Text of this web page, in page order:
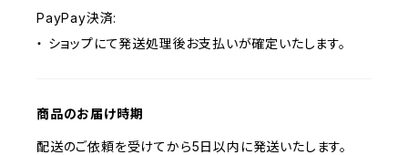
PayPay決済:
・ ショップにて発送処理後お支払いが確定いたします。
商品のお届け時期
配送のご依頼を受けてから5日以内に発送いたします。